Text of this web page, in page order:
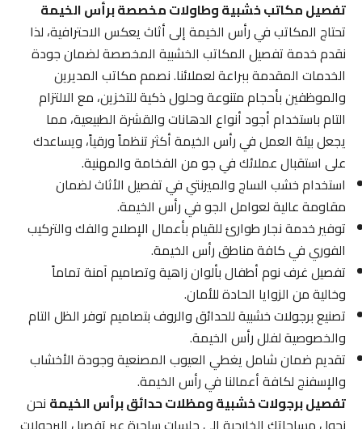
تفصيل مكاتب خشبية وطاولات مخصصة برأس الخيمة
تحتاج المكاتب في رأس الخيمة إلى أثاث يعكس الاحترافية، لذا
نقدم خدمة تفصيل المكاتب الخشبية المخصصة لضمان جودة
الخدمات المقدمة ببراعة لعملائنا. نصمم مكاتب المديرين
والموظفين بأحجام متنوعة وحلول ذكية للتخزين، مع الالتزام
التام باستخدام أجود أنواع الدهانات والقشرة الطبيعية، مما
يجعل بيئة العمل في رأس الخيمة أكثر تنظماً ورقياً، ويساعدك
على استقبال عملائك في جو من الفخامة والمهنية.
استخدام خشب الساج والميرنتي في تفصيل الأثاث لضمان
مقاومة عالية لعوامل الجو في رأس الخيمة.
توفير خدمة نجار طوارئ للقيام بأعمال الإصلاح والفك والتركيب
الفوري في كافة مناطق رأس الخيمة.
تفصيل غرف نوم أطفال بألوان زاهية وتصاميم آمنة تماماً
وخالية من الزوايا الحادة للأمان.
تصنيع برجولات خشبية للحدائق والروف بتصاميم توفر الظل التام
والخصوصية لفلل رأس الخيمة.
تقديم ضمان شامل يغطي العيوب المصنعية وجودة الأخشاب
والإسفنج لكافة أعمالنا في رأس الخيمة.
تفصيل برجولات خشبية ومظلات حدائق برأس الخيمةنحن